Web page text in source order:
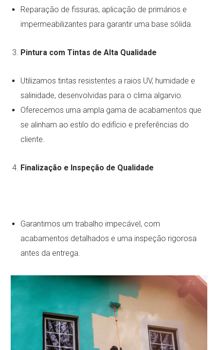
Reparação de fissuras, aplicação de primários e
impermeabilizantes para garantir uma base sólida.
Pintura com Tintas de Alta Qualidade
Utilizamos tintas resistentes a raios UV, humidade e
salinidade, desenvolvidas para o clima algarvio.
Oferecemos uma ampla gama de acabamentos que
se alinham ao estilo do edifício e preferências do
cliente.
Finalização e Inspeção de Qualidade
Garantimos um trabalho impecável, com
acabamentos detalhados e uma inspeção rigorosa
antes da entrega.